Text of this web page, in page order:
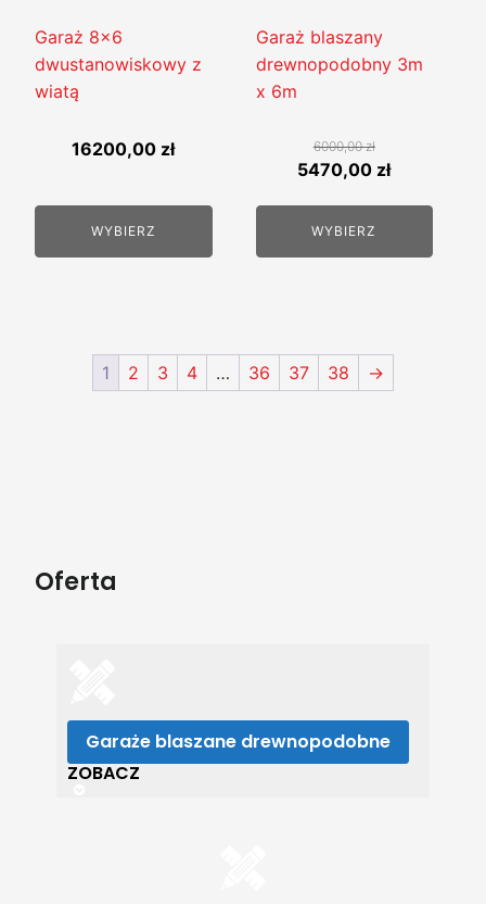
Garaż 8x6
dwustanowiskowy z
wiatą
16200,00 zł
WYBIERZ
Garaż blaszany
drewnopodobny 3m
x 6m
6000,00zł
Pierwotna
wynosiła:
5470,00 złAktualna
5470,00
WYBIERZ
wariantów.
Opcje
można
stronie
1 2 3 4 … 36 37 38 →
Oferta
Garaże blaszane drewnopodobne
ZOBACZ